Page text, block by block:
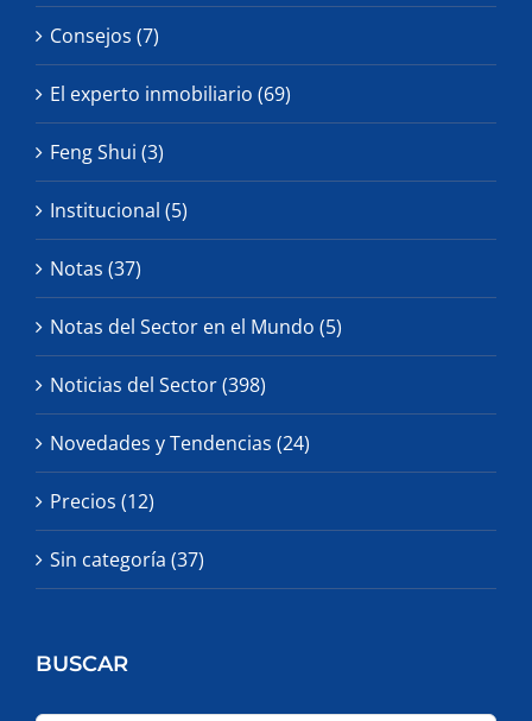
Consejos (7)
El experto inmobiliario (69)
Feng Shui (3)
Institucional (5)
Notas (37)
Notas del Sector en el Mundo (5)
Noticias del Sector (398)
Novedades y Tendencias (24)
Precios (12)
Sin categoría (37)
BUSCAR